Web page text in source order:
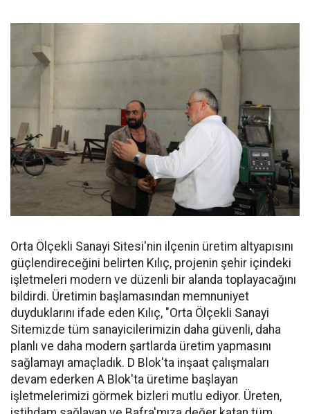
Orta Ölçekli Sanayi Sitesi'nin ilçenin üretim altyapısını
güçlendireceğini belirten Kılıç, projenin şehir içindeki
işletmeleri modern ve düzenli bir alanda toplayacağını
bildirdi. Üretimin başlamasından memnuniyet
duyduklarını ifade eden Kılıç, "Orta Ölçekli Sanayi
Sitemizde tüm sanayicilerimizin daha güvenli, daha
planlı ve daha modern şartlarda üretim yapmasını
sağlamayı amaçladık. D Blok'ta inşaat çalışmaları
devam ederken A Blok'ta üretime başlayan
işletmelerimizi görmek bizleri mutlu ediyor. Üreten,